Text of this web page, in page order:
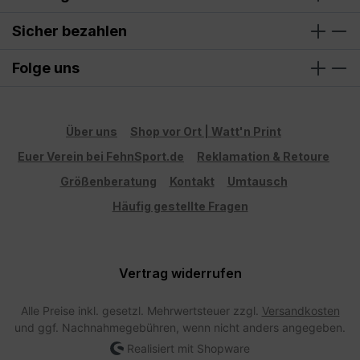
Sicher bezahlen
Folge uns
Über uns
Shop vor Ort | Watt'n Print
Euer Verein bei FehnSport.de
Reklamation & Retoure
Größenberatung
Kontakt
Umtausch
Häufig gestellte Fragen
Vertrag widerrufen
Alle Preise inkl. gesetzl. Mehrwertsteuer zzgl. Versandkosten
und ggf. Nachnahmegebühren, wenn nicht anders angegeben.
Realisiert mit Shopware